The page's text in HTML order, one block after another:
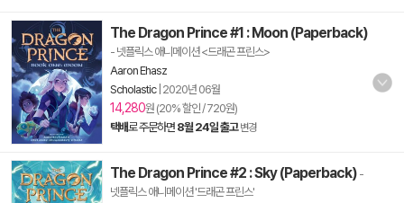
The Dragon Prince #1 : Moon (Paperback)
- 넷플릭스 애니메이션 <드래곤 프린스>
Aaron Ehasz
Scholastic| 2020년 06월
14,280원 (20% 할인 / 720원)
택배로 주문하면 8월 24일 출고 변경
The Dragon Prince #2 : Sky (Paperback) -
넷플릭스 애니메이션 '드래곤 프린스'